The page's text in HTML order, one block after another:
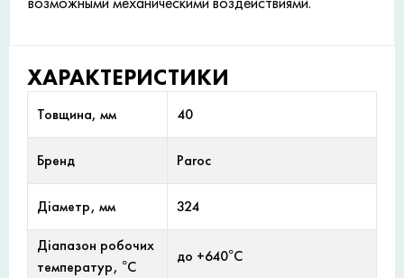
ХАРАКТЕРИСТИКИ
Товщина, мм 40
Бренд Paroc
Діаметр, мм 324
Діапазон робочих
температур, °С
до +640°С